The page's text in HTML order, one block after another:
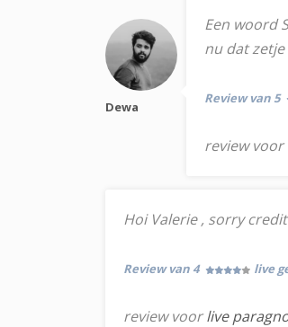
Dewa
Een woord
nu dat
Review van 5
review voor
Hoi Valerie , sorry
Review van 4 live
review voorlive